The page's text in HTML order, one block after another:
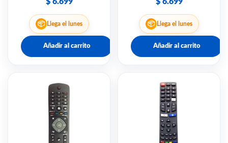
📦 Llega el lunes
Añadir al carrito
📦 Llega el lunes
Añadir al carrito